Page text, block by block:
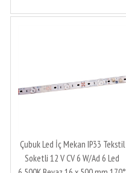
Çubuk Led İç Mekan IP33 Tekstil
Soketli 12 V CV 6 W/Ad 6 Led